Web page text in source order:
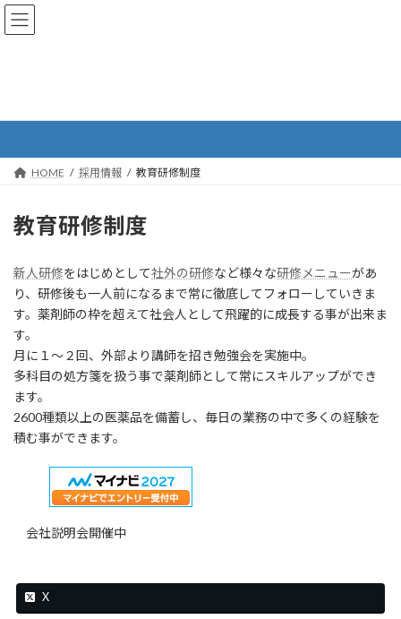
コ
ン
ナ
ビ
HOME 採用情報 教育研修制度
教育研修制度
新人研修をはじめとして社外の研修など様々な研修メニューがあ
り、研修後も一人前になるまで常に徹底してフォローしていきま
す。薬剤師の枠を超えて社会人として飛躍的に成長する事が出来ま
す。
月に１～２回、外部より講師を招き勉強会を実施中。
多科目の処方箋を扱う事で薬剤師として常にスキルアップができ
ます。
2600種類以上の医薬品を備蓄し、毎日の業務の中で多くの経験を
積む事ができます。
会社説明会開催中
X